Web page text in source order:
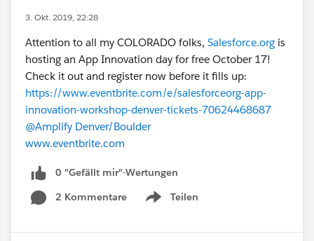
3. Okt. 2019, 22:28
Attention to all my COLORADO folks, Salesforce.org is
hosting an App Innovation day for free October 17!
Check it out and register now before it fills up:
https://www.eventbrite.com/e/salesforceorg-app-
innovation-workshop-denver-tickets-70624468687
@Amplify Denver/Boulder​
www.eventbrite.com
0 "Gefällt mir"-Wertungen
2 Kommentare
Teilen
Show menu